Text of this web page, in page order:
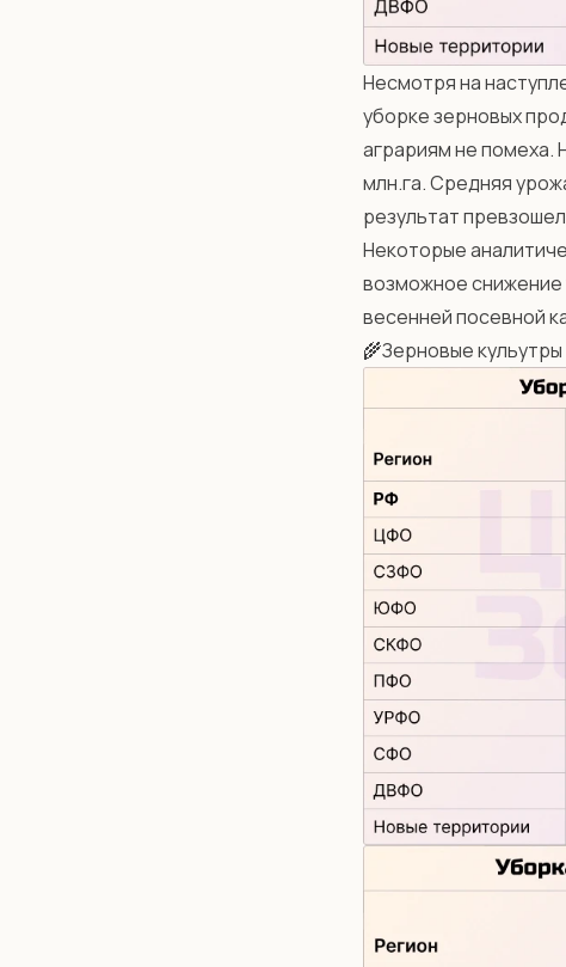
Несмотря на
уборке зерновых
аграриям не помеха.
млн.га. Средняя
результат
Некоторые
возможное снижение
весенней посевной
🌾Зерновые кульутры